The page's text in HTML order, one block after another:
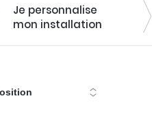
CERTIFIÉS
Je personnalise
mon installation